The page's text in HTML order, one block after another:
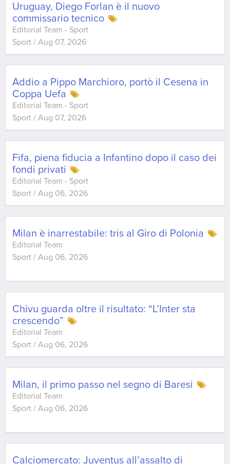
Uruguay, Diego Forlan è il nuovo
commissario tecnico
Editorial Team - Sport
Sport / Aug 07, 2026
Addio a Pippo Marchioro, portò il Cesena in
Coppa Uefa
Editorial Team - Sport
Sport / Aug 07, 2026
Fifa, piena fiducia a Infantino dopo il caso dei
fondi privati
Editorial Team - Sport
Sport / Aug 06, 2026
Milan è inarrestabile: tris al Giro di Polonia
Editorial Team
Sport / Aug 06, 2026
Chivu guarda oltre il risultato: “L’Inter sta
crescendo”
Editorial Team
Sport / Aug 06, 2026
Milan, il primo passo nel segno di Baresi
Editorial Team
Sport / Aug 06, 2026
Calciomercato: Juventus all’assalto di